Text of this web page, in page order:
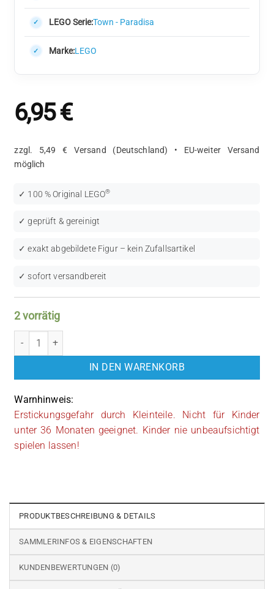
LEGO Serie:Town - Paradisa
Marke:LEGO
6,95€
zzgl. 5,49 € Versand (Deutschland) • EU-weiter Versand
möglich
✓ 100 % Original LEGO®
✓ geprüft & gereinigt
✓ exakt abgebildete Figur – kein Zufallsartikel
✓ sofort versandbereit
2 vorrätig
LEGO Town: Horse Logo (PAR015) Menge
IN DEN WARENKORB
Warnhinweis:
Erstickungsgefahr durch Kleinteile. Nicht für Kinder
unter 36 Monaten geeignet. Kinder nie unbeaufsichtigt
spielen lassen!
PRODUKTBESCHREIBUNG & DETAILS
SAMMLERINFOS & EIGENSCHAFTEN
KUNDENBEWERTUNGEN (0)